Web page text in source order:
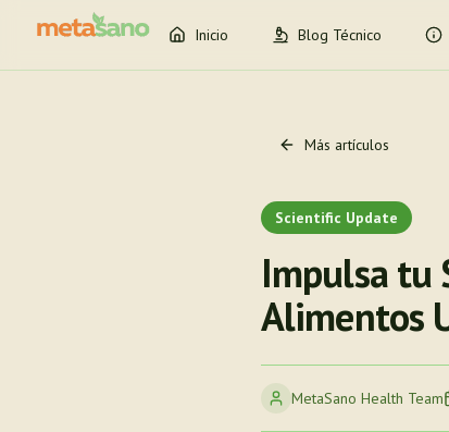
Inicio Blog Técnico
Más artículos
Scientific Update
Impulsa tu
Alimentos
MetaSano Health Team